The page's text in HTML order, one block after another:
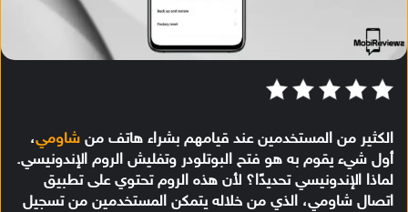
الكثير من المستخدمين عند قيامهم بشراء هاتف من شاومي،
أول شيء يقوم به هو فتح البوتلودر وتفليش الروم الإندونيسي.
لماذا الإندونيسي تحديدًا؟ لأن هذه الروم تحتوي على تطبيق
اتصال شاومي، الذي من خلاله يتمكن المستخدمين من تسجيل